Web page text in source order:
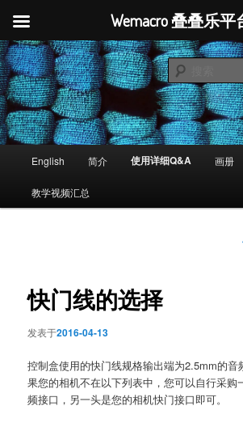
Wemacro 叠叠乐平台
跳
至
容
区
域
English 简介 使用详细Q&A 画册
教学视频汇总
快门线的选择
发表于2016-04-13
控制盒使用的快门线规格输出端为2.5mm的音
果您的相机不在以下列表中，您可以自行采购
频接口，另一头是您的相机快门接口即可。
Wemacro 叠叠乐平